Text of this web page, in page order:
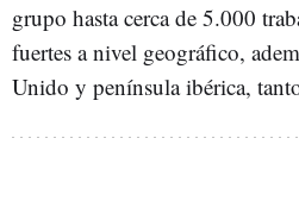
grupo hasta cerca de 5.000
fuertes a nivel geográfico,
Unido y península ibérica,